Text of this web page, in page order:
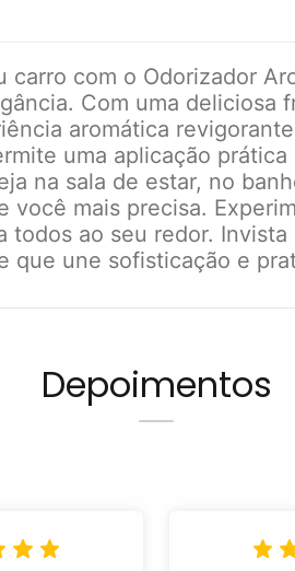
carro com o Odorizador
Com uma deliciosa
aromática
uma aplicação
na sala de estar, no
mais precisa.
todos ao seu redor.
que une sofisticação e
Depoimentos